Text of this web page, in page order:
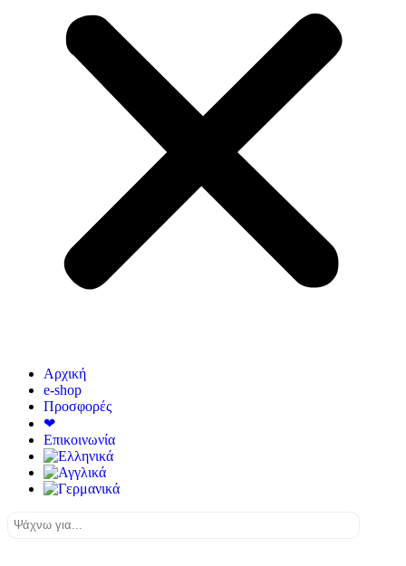
Αρχική
e-shop
Προσφορές
❤
Επικοινωνία